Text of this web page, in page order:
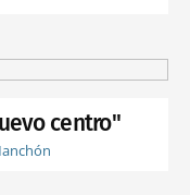
centro"